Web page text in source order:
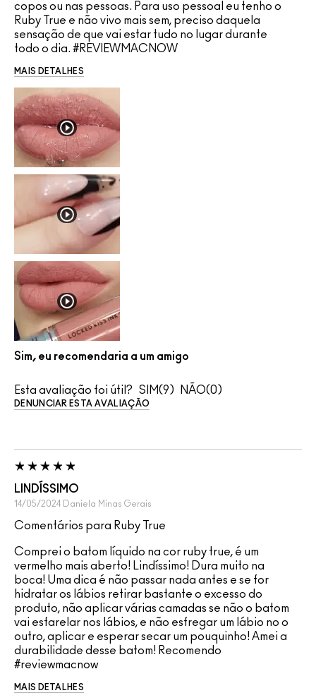
copos ou nas pessoas. Para uso pessoal eu tenho o
Ruby True e não vivo mais sem, preciso daquela
sensação de que vai estar tudo no lugar durante
todo o dia. #REVIEWMACNOW
MAIS DETALHES
Sim, eu recomendaria a um amigo
Esta avaliação foi útil? 9 0
DENUNCIAR ESTA AVALIAÇÃO
LINDÍSSIMO
14/05/2024 Daniela Minas Gerais
Comentários para Ruby True
Comprei o batom líquido na cor ruby true, é um
vermelho mais aberto! Lindíssimo! Dura muito na
boca! Uma dica é não passar nada antes e se for
hidratar os lábios retirar bastante o excesso do
produto, não aplicar várias camadas se não o batom
vai esfarelar nos lábios, e não esfregar um lábio no o
outro, aplicar e esperar secar um pouquinho! Amei a
durabilidade desse batom! Recomendo
#reviewmacnow
MAIS DETALHES